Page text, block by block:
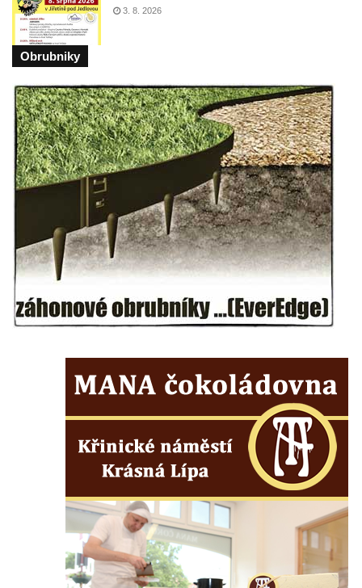
Schachtenstein
Kaňkov
Milešovka
Radobýl
Švarcvaldská skalní brána ve Skalním
divadle u Hamru na Jezeře
Bořeňská vyhlídka na Radovesické výsypce
Geopark VlnoKam u Brozan nad Ohří
Jeskyně Pusté kostely u Svitavy
Skalní brána u Svojkova
Vyhlídka ve Svojkovských skalách
Vyhlídka pod Tisovým vrchem u Svojkova
Jeskyně Poustevna u Svojkova
Slavíček
Jeskyně Staré časy u Svojkova
Sluj českých bratří a Symbolický hrob
českých bratří
Besedická vyhlídka (na Vysoké skále)
Kinského vyhlídka (Besedické skály)
Vyhlídka Kde domov můj (Besedické skály)
3. 8. 2026
Obrubniky